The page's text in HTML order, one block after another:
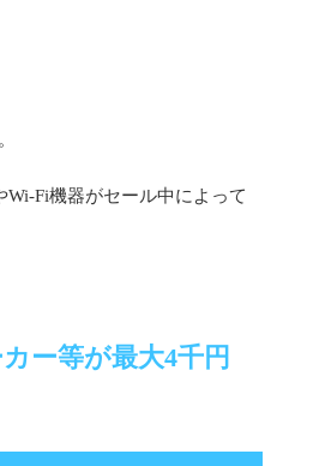
Fi機器がセール中によって
ー等が最大4千円